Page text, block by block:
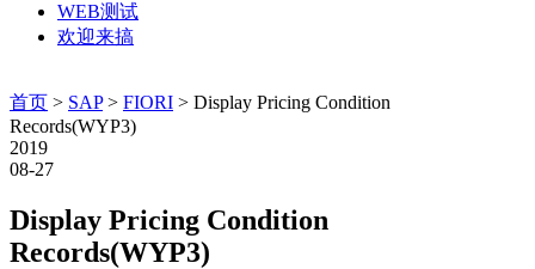
WEB测试
欢迎来搞
首页 > SAP> FIORI > Display Pricing Condition
Records(WYP3)
2019
08-27
Display Pricing Condition
Records(WYP3)